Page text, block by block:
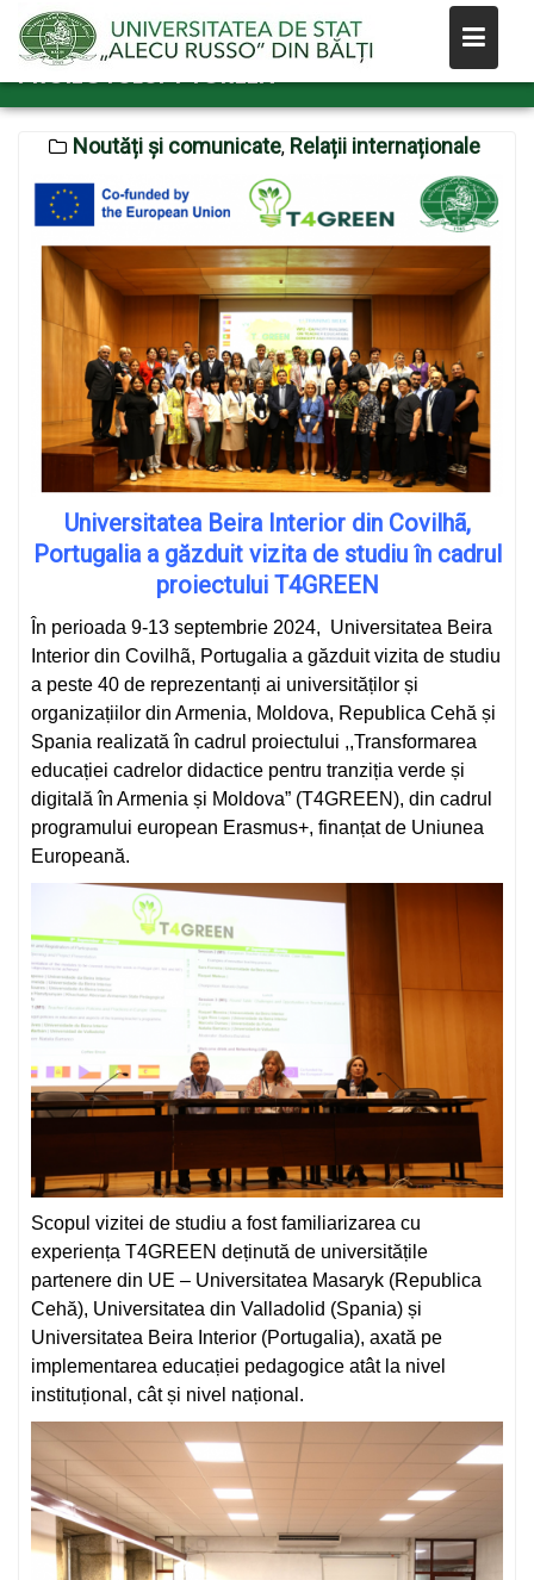
content
COVILHÃ, PORTUGALIA A GĂZDUIT
VIZITA DE STUDIU ÎN CADRUL
PROIECTULUI T4GREEN
Noutăți și comunicate, Relații internaționale
Universitatea Beira Interior din Covilhã,
Portugaliaa găzduit vizita de studiu în cadrul
proiectului T4GREEN
În perioada 9-13 septembrie 2024, Universitatea Beira
Interior din Covilhã, Portugalia a găzduit vizita de studiu
a peste 40 de reprezentanți ai universităților și
organizațiilor din Armenia, Moldova, Republica Cehă și
Spania realizată în cadrul proiectului ,,Transformarea
educației cadrelor didactice pentru tranziția verde și
digitală în Armenia și Moldova” (T4GREEN), din cadrul
programului european Erasmus+, finanțat de Uniunea
Europeană.
Scopul vizitei de studiu a fost familiarizarea cu
experiența T4GREEN deținută de universitățile
partenere din UE – Universitatea Masaryk (Republica
Cehă), Universitatea din Valladolid (Spania) și
Universitatea Beira Interior (Portugalia), axată pe
implementarea educației pedagogice atât la nivel
instituțional, cât și nivel național.